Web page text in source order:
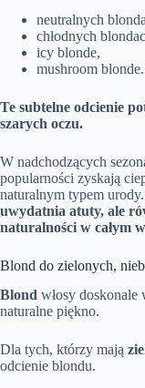
neutralnych
chłodnych
icy blonde,
mushroom blonde.
Te subtelne odcienie
szarych oczu.
W nadchodzących
popularności zyskają
naturalnym typem urody.
uwydatnia atuty, ale
naturalności w całym
Blond do zielonych,
Blond włosy doskonale
naturalne piękno.
Dla tych, którzy mają
odcienie blondu.